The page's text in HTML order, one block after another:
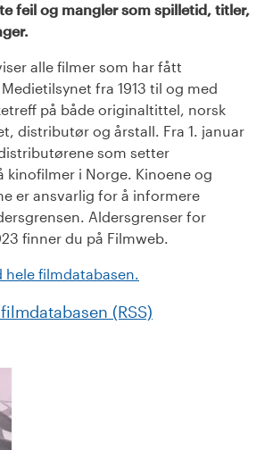
feil og mangler som spilletid, titler,
alle filmer som har fått
fra 1913 til og med
på både originaltittel, norsk
distributør og årstall. Fra 1. januar
som setter
kinofilmer i Norge. Kinoene og
er ansvarlig for å informere
Aldersgrenser for
finner du på Filmweb.
hele filmdatabasen.
(RSS)